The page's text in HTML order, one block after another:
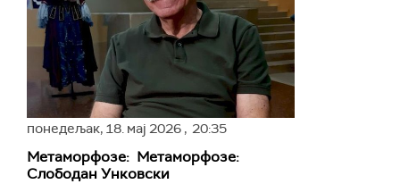
понедељак, 18. мај 2026 , 20:35
Метаморфозе: Метаморфозе:
Слободан Унковски